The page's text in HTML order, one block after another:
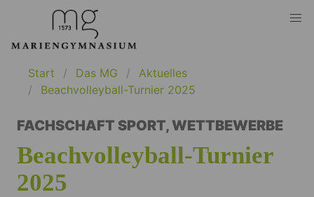
Start Das MG
Aktuelles
Beachvolleyball-Turnier 2025
FACHSCHAFT SPORT,WETTBEWERBE
Beachvolleyball-Turnier
2025